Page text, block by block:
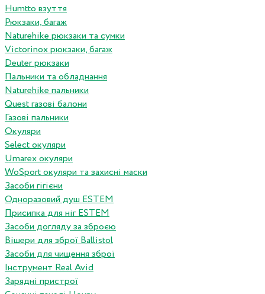
Humtto взуття
Рюкзаки, багаж
Naturehike рюкзаки та сумки
Victorinox рюкзаки, багаж
Deuter рюкзаки
Пальники та обладнання
Naturehike пальники
Quest газові балони
Газові пальники
Окуляри
Select окуляри
Umarex окуляри
WoSport окуляри та захисні маски
Засоби гігієни
Одноразовий душ ESTEM
Присипка для ніг ESTEM
Засоби догляду за зброєю
Вішери для зброї Ballistol
Засоби для чищення зброї
Інструмент Real Avid
Зарядні пристрої